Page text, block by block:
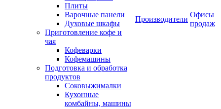
Плиты
Варочные панели
Духовые шкафы
Приготовление кофе и
чая
Кофеварки
Кофемашины
Подготовка и обработка
продуктов
Соковыжималки
Кухонные
комбайны, машины
Производители
Офисы
продаж